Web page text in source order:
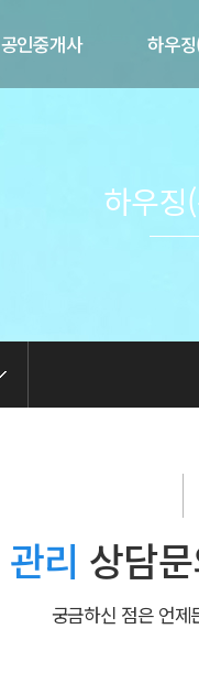
공인중개사 하우
사업
임대
하우징
관리 상담
궁금하신 점은 언제